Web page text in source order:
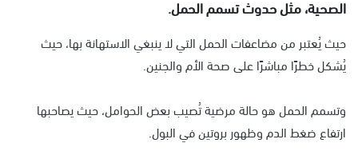
الصحية، مثل حدوث تسمم الحمل.
حيث يُعتبر من مضاعفات الحمل التي لا ينبغي الاستهانة بها، حيث
يُشكل خطرًا مباشرًا على صحة الأم والجنين.
وتسمم الحمل هو حالة مرضية تُصيب بعض الحوامل، حيث يصاحبها
ارتفاع ضغط الدم وظهور بروتين في البول.